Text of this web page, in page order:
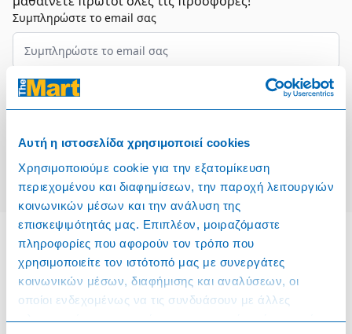
Αυτή η ιστοσελίδα χρησιμοποιεί cookies
Χρησιμοποιούμε cookie για την εξατομίκευση
περιεχομένου και διαφημίσεων, την παροχή λειτουργιών
κοινωνικών μέσων και την ανάλυση της
επισκεψιμότητάς μας. Επιπλέον, μοιραζόμαστε
πληροφορίες που αφορούν τον τρόπο που
χρησιμοποιείτε τον ιστότοπό μας με συνεργάτες
κοινωνικών μέσων, διαφήμισης και αναλύσεων, οι
οποίοι ενδεχομένως να τις συνδυάσουν με άλλες
πληροφορίες που τους έχετε παραχωρήσει ή τις οποίες
Συμπληρώστε το email σας
Επιλέξτε τον τομέα σας
Πληροφορίες
Όροι & Προϋποθέσεις